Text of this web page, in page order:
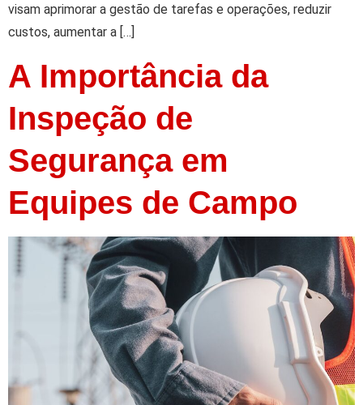
visam aprimorar a gestão de tarefas e operações, reduzir
custos, aumentar a […]
A Importância da
Inspeção de
Segurança em
Equipes de Campo